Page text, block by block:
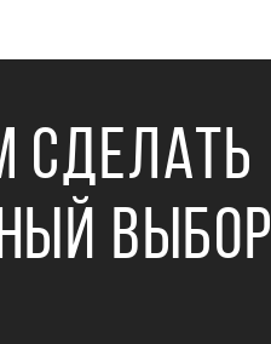
СДЕЛАТЬ
ВЫБОР